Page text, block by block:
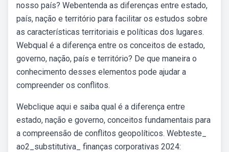
nosso país? Webentenda as diferenças entre estado,
país, nação e território para facilitar os estudos sobre
as características territoriais e políticas dos lugares.
Webqual é a diferença entre os conceitos de estado,
governo, nação, país e território? De que maneira o
conhecimento desses elementos pode ajudar a
compreender os conflitos.
Webclique aqui e saiba qual é a diferença entre
estado, nação e governo, conceitos fundamentais para
a compreensão de conflitos geopolíticos. Webteste_
ao2_substitutiva_ finanças corporativas 2024: